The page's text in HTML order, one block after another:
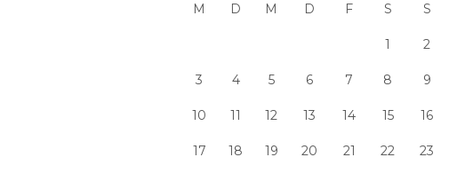
M D M D F S S
1 2
3 4 5 6 7 8 9
10 11 12 13 14 15 16
17 18 19 20 21 22 23